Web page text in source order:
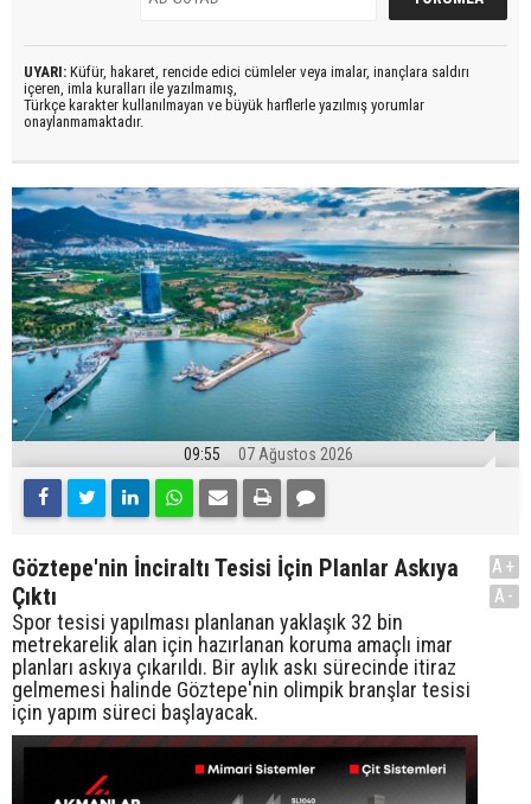
UYARI: Küfür, hakaret, rencide edici cümleler veya imalar, inançlara saldırı
içeren, imla kuralları ile yazılmamış,
Türkçe karakter kullanılmayan ve büyük harflerle yazılmış yorumlar
onaylanmamaktadır.
09:55 07 Ağustos 2026
Göztepe'nin İnciraltı Tesisi İçin Planlar Askıya
Çıktı
Spor tesisi yapılması planlanan yaklaşık 32 bin
metrekarelik alan için hazırlanan koruma amaçlı imar
planları askıya çıkarıldı. Bir aylık askı sürecinde itiraz
gelmemesi halinde Göztepe'nin olimpik branşlar tesisi
için yapım süreci başlayacak.
A+
A-